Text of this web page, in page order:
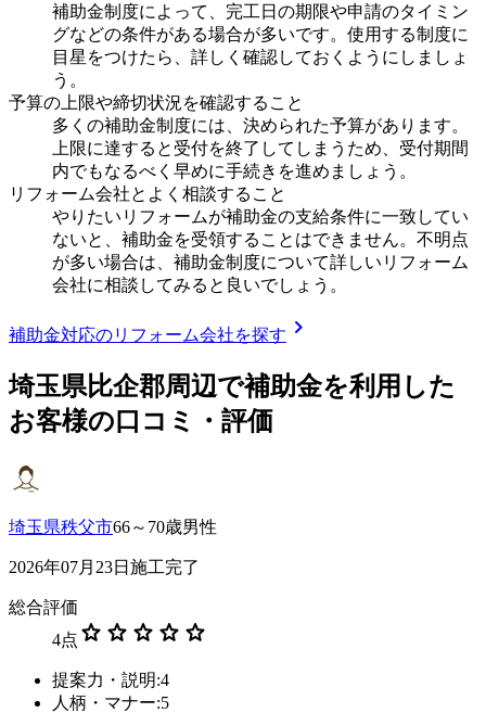
補助金制度によって、完工日の期限や申請のタイミン
グなどの条件がある場合が多いです。使用する制度に
目星をつけたら、詳しく確認しておくようにしましょ
う。
予算の上限や締切状況を確認すること
多くの補助金制度には、決められた予算があります。
上限に達すると受付を終了してしまうため、受付期間
内でもなるべく早めに手続きを進めましょう。
リフォーム会社とよく相談すること
やりたいリフォームが補助金の支給条件に一致してい
ないと、補助金を受領することはできません。不明点
が多い場合は、補助金制度について詳しいリフォーム
会社に相談してみると良いでしょう。
補助金対応のリフォーム会社を探す chevron_right
埼玉県比企郡周辺で補助金を利用した
お客様の口コミ・評価
埼玉県秩父市66～70歳男性
2026年07月23日施工完了
総合評価
4点 star star star star star
提案力・説明:4
人柄・マナー:5